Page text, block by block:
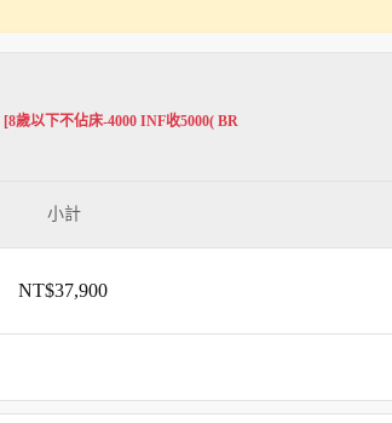
[8歲以下不佔床-4000 INF收5000( BR
小計
NT$37,900